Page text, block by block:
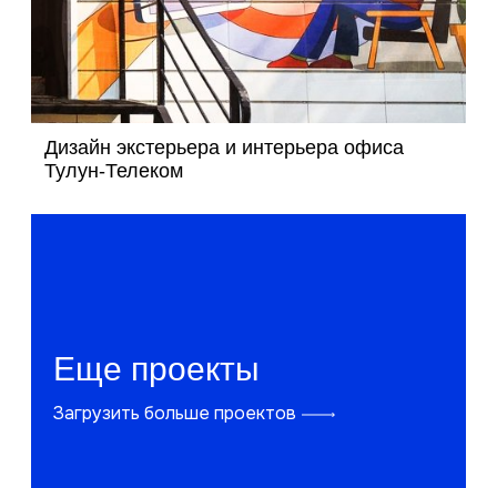
Дизайн экстерьера и интерьера офиса
Тулун-Телеком
Еще проекты
Загрузить больше проектов